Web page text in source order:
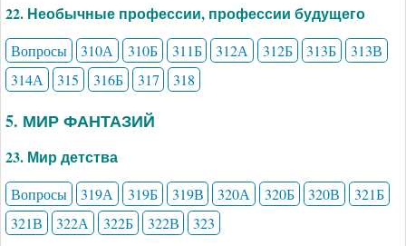
22. Необычные профессии, профессии будущего
Вопросы 310А 310Б 311Б 312А 312Б 313Б
313В
314А
315 316Б 317 318
5. МИР ФАНТАЗИЙ
23. Мир детства
Вопросы 319А 319Б 319В 320А 320Б 320В
321Б
321В
322А 322Б 322В 323